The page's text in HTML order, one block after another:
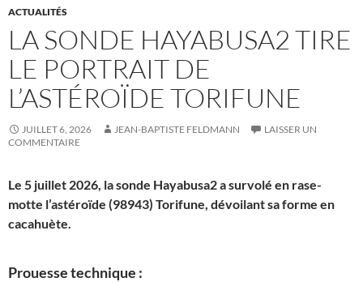
ACTUALITÉS
LA SONDE HAYABUSA2 TIRE
LE PORTRAIT DE
L’ASTÉROÏDE TORIFUNE
JUILLET 6, 2026 JEAN-BAPTISTE FELDMANN
LAISSER UN
COMMENTAIRE
Le 5 juillet 2026, la sonde Hayabusa2 a survolé en rase-
motte l’astéroïde (98943) Torifune, dévoilant sa forme en
cacahuète.
Prouesse technique :